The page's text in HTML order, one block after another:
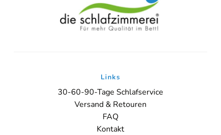
Links
30-60-90-Tage Schlafservice
Versand & Retouren
FAQ
Kontakt